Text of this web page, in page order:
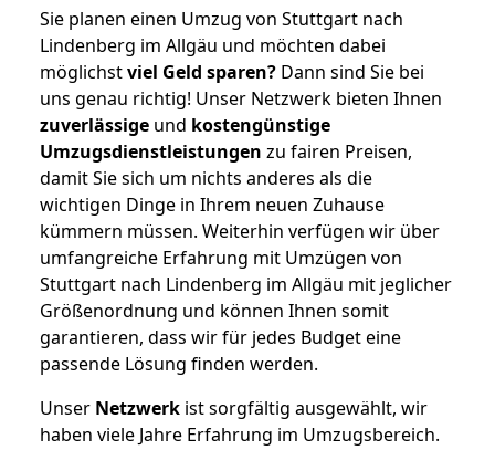
Sie planen einen Umzug von Stuttgart nach
Lindenberg im Allgäu und möchten dabei
möglichstviel Geld sparen? Dann sind Sie bei
uns genau richtig! Unser Netzwerk bieten Ihnen
zuverlässige und kostengünstige
Umzugsdienstleistungen zu fairen Preisen,
damit Sie sich um nichts anderes als die
wichtigen Dinge in Ihrem neuen Zuhause
kümmern müssen. Weiterhin verfügen wir über
umfangreiche Erfahrung mit Umzügen von
Stuttgart nach Lindenberg im Allgäu mit jeglicher
Größenordnung und können Ihnen somit
garantieren, dass wir für jedes Budget eine
passende Lösung finden werden.
Unser Netzwerk ist sorgfältig ausgewählt, wir
haben viele Jahre Erfahrung im Umzugsbereich.